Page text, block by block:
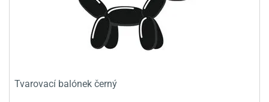
Tvarovací balónek černý